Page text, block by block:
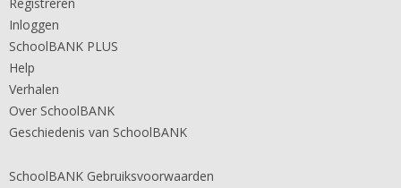
Inloggen
SchoolBANK PLUS
Help
Verhalen
Over SchoolBANK
Geschiedenis van SchoolBANK
SchoolBANK Gebruiksvoorwaarden